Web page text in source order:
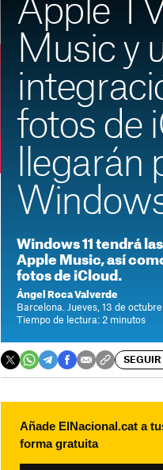
Apple
Music y
fotos de
llegarán
Windows 11 tendrá
Apple Music, así
fotos de iCloud.
Ángel Roca Valverde
Barcelona. Jueves, 13 de
Tiempo de lectura: 2 minutos
SEGUIR
Añade ElNacional.cat a
forma gratuita